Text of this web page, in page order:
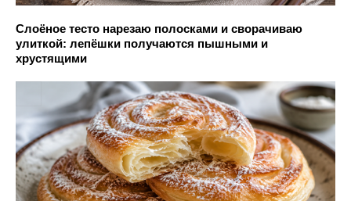
Слоёное тесто нарезаю полосками и сворачиваю
улиткой: лепёшки получаются пышными и
хрустящими